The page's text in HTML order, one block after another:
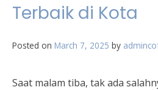
Terbaik di Kota
Posted on March 7, 2025 by
Saat malam tiba, tak ada